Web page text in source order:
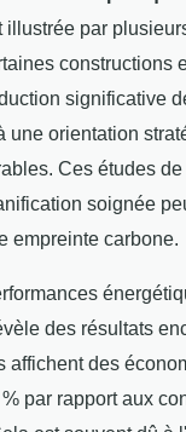
illustrée par
constructions
significative
une orientation
Ces études
soignée
empreinte carbone.
des résultats
affichent des
par rapport aux